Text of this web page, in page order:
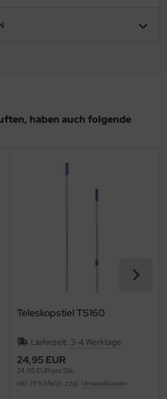
haben auch folgende
Teleskopstiel TS160
Lieferzeit: 3-4 Werktage
24,95 EUR
24,95 EUR pro Stk.
inkl. 19 % MwSt. zzgl. Versandkosten